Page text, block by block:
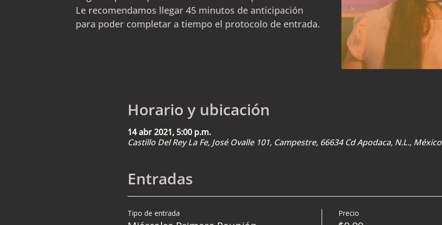
Le recomendamos llegar 45 minutos de anticipación
para poder completar a tiempo el protocolo de entrada.
Horario y ubicación
14 abr 2021, 5:00 p.m.
Castillo Del Rey La Fe, José Ovalle 101, Campestre, 66634 Cd Apodaca, N.L., México
Entradas
Tipo de entrada Precio